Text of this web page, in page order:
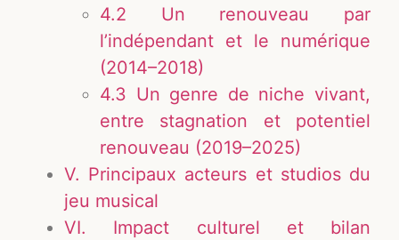
4.2 Un renouveau par
l’indépendant et le numérique
(2014–2018)
4.3 Un genre de niche vivant,
entre stagnation et potentiel
renouveau (2019–2025)
V. Principaux acteurs et studios du
jeu musical
VI. Impact culturel et bilan